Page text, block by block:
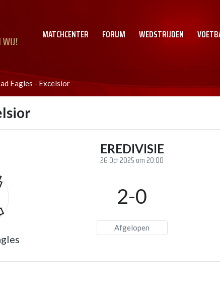
MATCHCENTER FORUM WEDSTRIJDEN
Eagles - Excelsior
EREDIVISIE
26 Oct 2025 om 20:00
2-0
Afgelopen